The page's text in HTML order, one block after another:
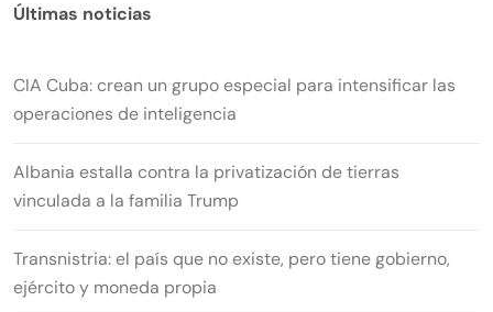
Últimas noticias
CIA Cuba: crean un grupo especial para intensificar las
operaciones de inteligencia
Albania estalla contra la privatización de tierras
vinculada a la familia Trump
Transnistria: el país que no existe, pero tiene gobierno,
ejército y moneda propia